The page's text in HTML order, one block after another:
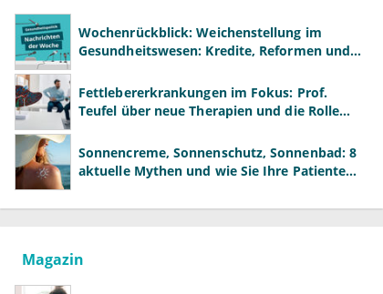
Wochenrückblick: Weichenstellung im
Gesundheitswesen: Kredite, Reformen und
Fettlebererkrankungen im Fokus: Prof.
Teufel über neue Therapien und die Rolle
Sonnencreme, Sonnenschutz, Sonnenbad: 8
aktuelle Mythen und wie Sie Ihre Patienten
Magazin